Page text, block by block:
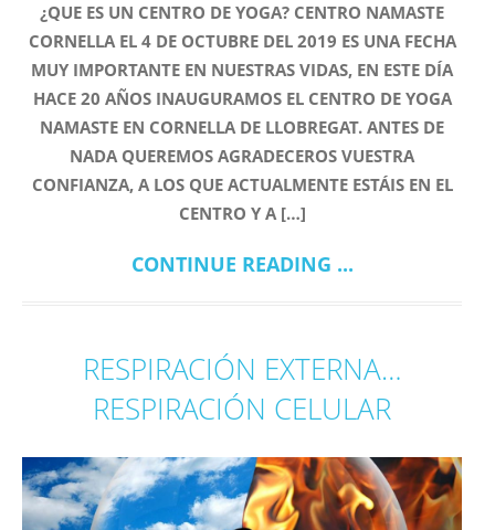
¿QUE ES UN CENTRO DE YOGA? CENTRO NAMASTE
CORNELLA EL 4 DE OCTUBRE DEL 2019 ES UNA FECHA
MUY IMPORTANTE EN NUESTRAS VIDAS, EN ESTE DÍA
HACE 20 AÑOS INAUGURAMOS EL CENTRO DE YOGA
NAMASTE EN CORNELLA DE LLOBREGAT. ANTES DE
NADA QUEREMOS AGRADECEROS VUESTRA
CONFIANZA, A LOS QUE ACTUALMENTE ESTÁIS EN EL
CENTRO Y A […]
CONTINUE READING ...
RESPIRACIÓN EXTERNA…
RESPIRACIÓN CELULAR